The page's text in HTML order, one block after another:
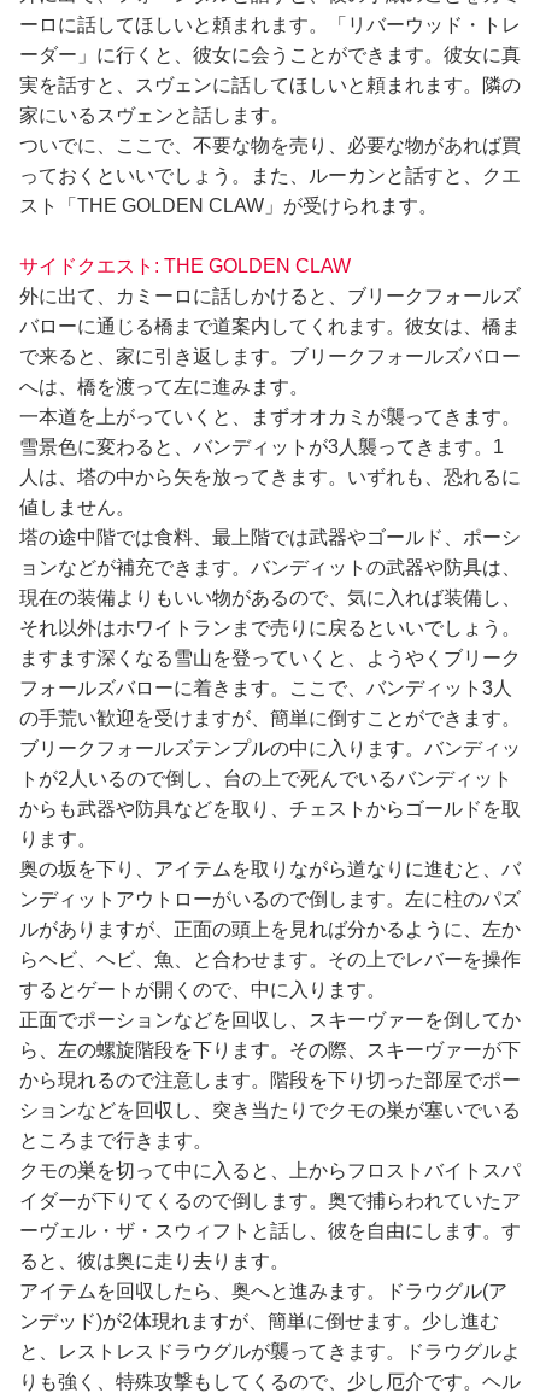
ーロに話してほしいと頼まれます。「リバーウッド・トレ
ーダー」に行くと、彼女に会うことができます。彼女に真
実を話すと、スヴェンに話してほしいと頼まれます。隣の
家にいるスヴェンと話します。
ついでに、ここで、不要な物を売り、必要な物があれば買
っておくといいでしょう。また、ルーカンと話すと、クエ
スト「THE GOLDEN CLAW」が受けられます。
サイドクエスト: THE GOLDEN CLAW
外に出て、カミーロに話しかけると、ブリークフォールズ
バローに通じる橋まで道案内してくれます。彼女は、橋ま
で来ると、家に引き返します。ブリークフォールズバロー
へは、橋を渡って左に進みます。
一本道を上がっていくと、まずオオカミが襲ってきます。
雪景色に変わると、バンディットが3人襲ってきます。1
人は、塔の中から矢を放ってきます。いずれも、恐れるに
値しません。
塔の途中階では食料、最上階では武器やゴールド、ポーシ
ョンなどが補充できます。バンディットの武器や防具は、
現在の装備よりもいい物があるので、気に入れば装備し、
それ以外はホワイトランまで売りに戻るといいでしょう。
ますます深くなる雪山を登っていくと、ようやくブリーク
フォールズバローに着きます。ここで、バンディット3人
の手荒い歓迎を受けますが、簡単に倒すことができます。
ブリークフォールズテンプルの中に入ります。バンディッ
トが2人いるので倒し、台の上で死んでいるバンディット
からも武器や防具などを取り、チェストからゴールドを取
ります。
奥の坂を下り、アイテムを取りながら道なりに進むと、バ
ンディットアウトローがいるので倒します。左に柱のパズ
ルがありますが、正面の頭上を見れば分かるように、左か
らヘビ、ヘビ、魚、と合わせます。その上でレバーを操作
するとゲートが開くので、中に入ります。
正面でポーションなどを回収し、スキーヴァーを倒してか
ら、左の螺旋階段を下ります。その際、スキーヴァーが下
から現れるので注意します。階段を下り切った部屋でポー
ションなどを回収し、突き当たりでクモの巣が塞いでいる
ところまで行きます。
クモの巣を切って中に入ると、上からフロストバイトスパ
イダーが下りてくるので倒します。奥で捕らわれていたア
ーヴェル・ザ・スウィフトと話し、彼を自由にします。す
ると、彼は奥に走り去ります。
アイテムを回収したら、奥へと進みます。ドラウグル(ア
ンデッド)が2体現れますが、簡単に倒せます。少し進む
と、レストレスドラウグルが襲ってきます。ドラウグルよ
りも強く、特殊攻撃もしてくるので、少し厄介です。ヘル